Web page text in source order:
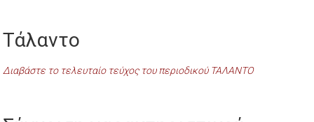
Τάλαντο
Διαβάστε το τελευταίο τεύχος του περιοδικού ΤΑΛΑΝΤΟ